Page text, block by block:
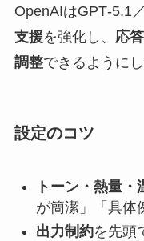
OpenAIはGPT‑5.1
支援を強化し、 応
調整できるように
設定のコツ
トーン・熱量・
が簡潔」「具体
出力制約を先頭